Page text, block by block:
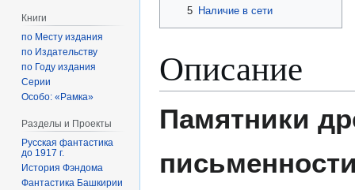
5
Наличие в сети
Описание
Памятники
Книги
по Месту издания
по Издательству
по Году издания
Серии
Особо: «Рамка»
Разделы и Проекты
Русская фантастика
до 1917 г.
История Фэндома
Фантастика Башкирии